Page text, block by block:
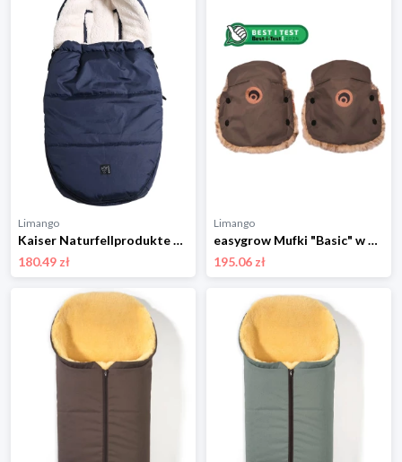
Limango
Kaiser Naturfellprodukte Śpiworek "Hoody 2.0" w kolorze granatowym do fotelika - 80 x 40 cm rozmiar: onesize
180.49 zł
Limango
easygrow Mufki "Basic" w kolorze brązowym rozmiar: onesize
195.06 zł